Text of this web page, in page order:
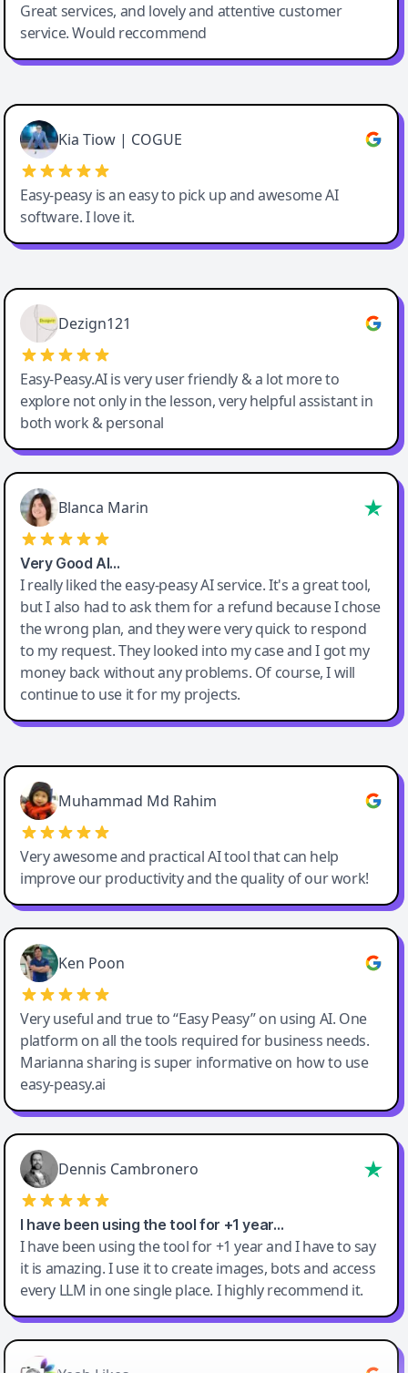
Great services, and lovely and attentive customer
service. Would reccommend
Cody Crabb
Great service, Best AI tool
Kia Tiow | COGUE
Easy-peasy is an easy to pick up and awesome AI
software. I love it.
Easy-Peasy AI
Dezign121
Easy-Peasy.AI is very user friendly & a lot more to
explore not only in the lesson, very helpful assistant in
both work & personal
Blanca Marin
Very Good AI…
I really liked the easy-peasy AI service. It's a great tool,
but I also had to ask them for a refund because I chose
the wrong plan, and they were very quick to respond
to my request. They looked into my case and I got my
money back without any problems. Of course, I will
continue to use it for my projects.
Easy-Peasy AI
Muhammad Md Rahim
Very awesome and practical AI tool that can help
improve our productivity and the quality of our work!
Ken Poon
Very useful and true to “Easy Peasy” on using AI. One
platform on all the tools required for business needs.
Marianna sharing is super informative on how to use
easy-peasy.ai
Dennis Cambronero
I have been using the tool for +1 year…
I have been using the tool for +1 year and I have to say
it is amazing. I use it to create images, bots and access
every LLM in one single place. I highly recommend it.